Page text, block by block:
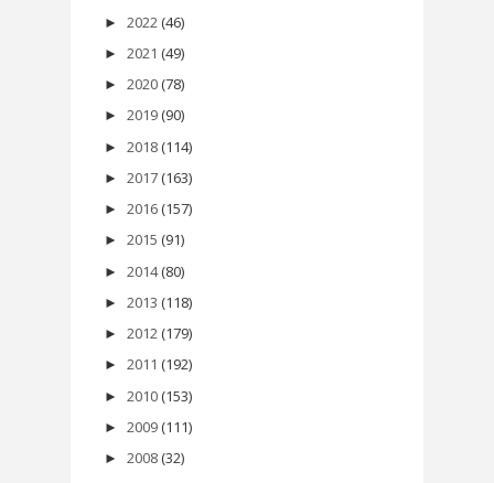
► 2022 (46)
► 2021 (49)
► 2020 (78)
► 2019 (90)
► 2018 (114)
► 2017 (163)
► 2016 (157)
► 2015 (91)
► 2014 (80)
► 2013 (118)
► 2012 (179)
► 2011 (192)
► 2010 (153)
► 2009 (111)
► 2008 (32)